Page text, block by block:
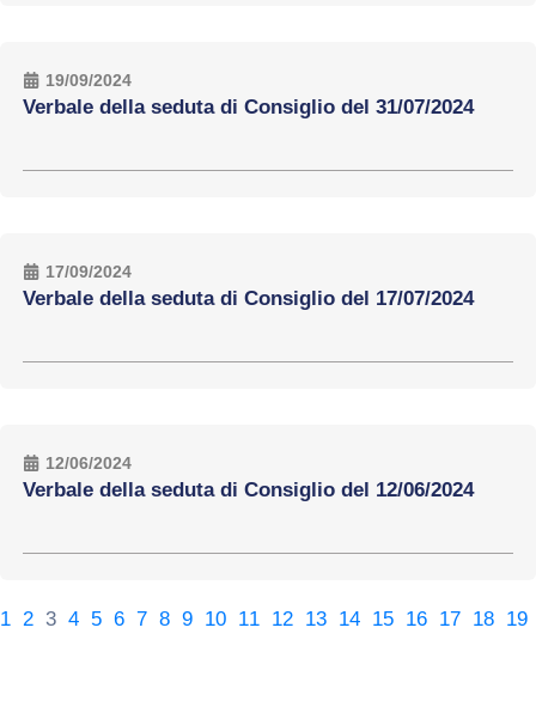
19/09/2024
Verbale della seduta di Consiglio del 31/07/2024
17/09/2024
Verbale della seduta di Consiglio del 17/07/2024
12/06/2024
Verbale della seduta di Consiglio del 12/06/2024
1 2 3 4 5 6 7 8 9 10 11 12 13 14 15 16 17 18 19